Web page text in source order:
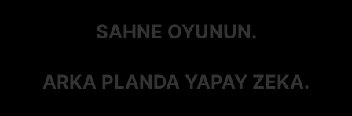
SAHNE OYUNUN.
ARKA PLANDA YAPAY ZEKA.